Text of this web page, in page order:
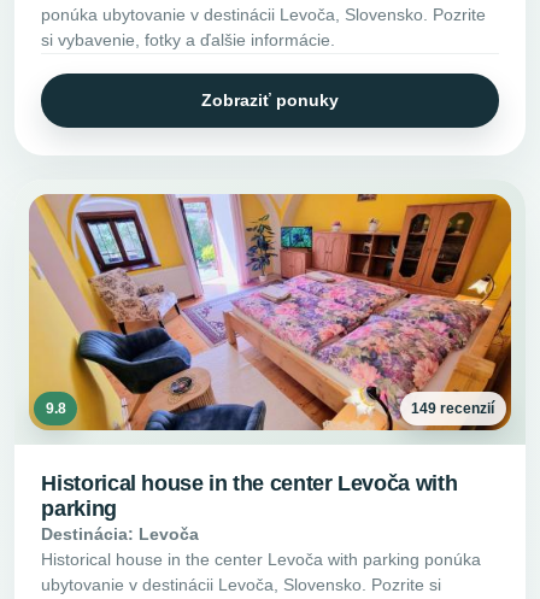
ponúka ubytovanie v destinácii Levoča, Slovensko. Pozrite
si vybavenie, fotky a ďalšie informácie.
Zobraziť ponuky
9.8 149 recenzií
Historical house in the center Levoča with
parking
Destinácia: Levoča
Historical house in the center Levoča with parking ponúka
ubytovanie v destinácii Levoča, Slovensko. Pozrite si